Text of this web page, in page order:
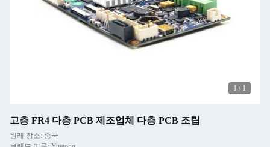
1 / 1
고층 FR4 다층 PCB 제조업체 다층 PCB 조립
원래 장소: 중국